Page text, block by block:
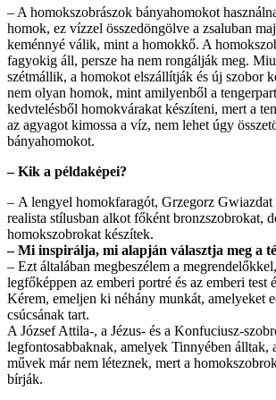
– A homokszobrászok bányahomokot
homok, ez vízzel összedöngölve a zsaluban
keménnyé válik, mint a homokkő. A
fagyokig áll, persze ha nem rongálják meg.
szétmállik, a homokot elszállítják és új szobor
nem olyan homok, mint amilyenből a
kedvtelésből homokvárakat készíteni, mert a
az agyagot kimossa a víz, nem lehet úgy
bányahomokot.
– Kik a példaképei?
– A lengyel homokfaragót, Grzegorz
realista stílusban alkot főként bronzszobrokat,
homokszobrokat készítek.
– Mi inspirálja, mi alapján választja meg a
– Ezt általában megbeszélem a
legfőképpen az emberi portré és az emberi test
Kérem, emeljen ki néhány munkát, amelyeket
csúcsának tart.
A József Attila-, a Jézus- és a Konfuciusz-
legfontosabbaknak, amelyek Tinnyében álltak,
művek már nem léteznek, mert a
bírják.